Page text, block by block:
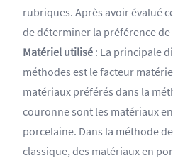
rubriques. Après avoir évalué
de déterminer la préférence de
Matériel utilisé : La principale
méthodes est le facteur
matériaux préférés dans la
couronne sont les matériaux
porcelaine. Dans la méthode
classique, des matériaux en